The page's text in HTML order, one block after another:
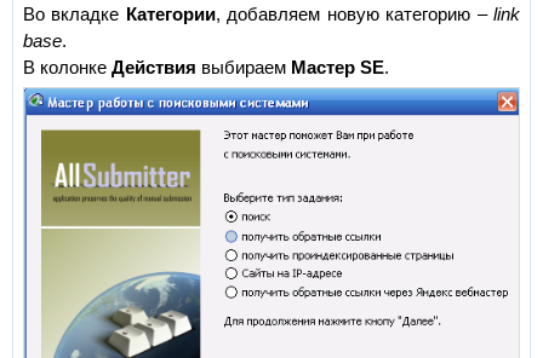
Во вкладке Категории, добавляем новую категорию –link
base.
В колонке Действия выбираем Мастер SE.